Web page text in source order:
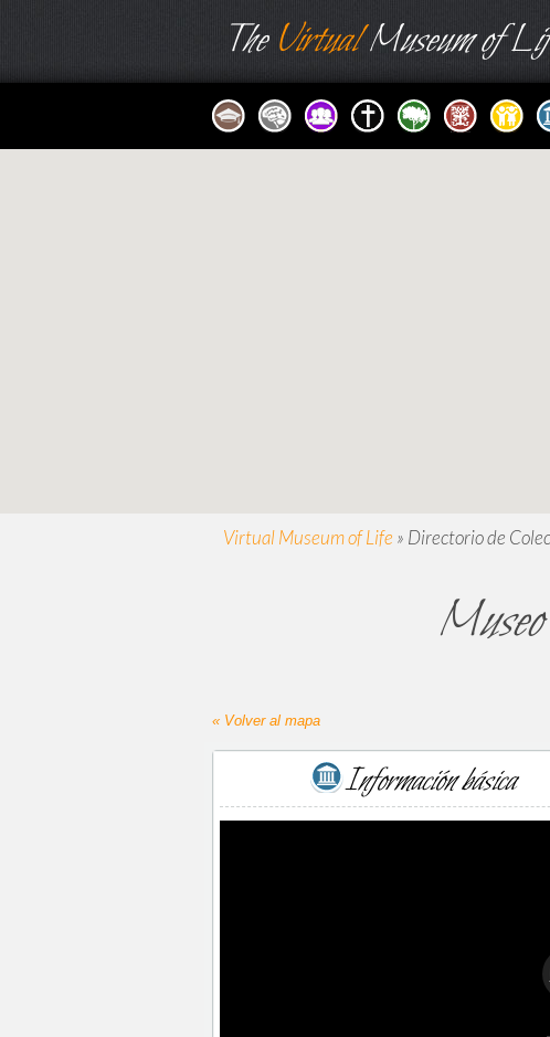
TheVirtualMuseum of
Virtual Museum of Life » Directorio de
« Volver al mapa
Información básica